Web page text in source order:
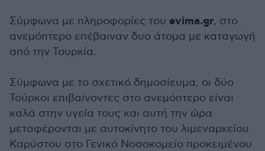
Σύμφωνα με πληροφορίες του evima.gr, στο
ανεμόπτερο επέβαιναν δυο άτομα με καταγωγή
από την Τουρκία.
Σύμφωνα με το σχετικό δημοσίευμα, οι δύο
Τούρκοι επιβαίνοντες στο ανεμόπτερο είναι
καλά στην υγεία τους και αυτή την ώρα
μεταφέρονται με αυτοκίνητο του λιμεναρχείου
Καρύστου στο Γενικό Νοσοκομείο προκειμένου